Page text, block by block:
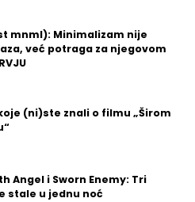
mnml): Minimalizam nije
već potraga za njegovom
(ni)ste znali o filmu „Širom
Angel i Sworn Enemy: Tri
stale u jednu noć